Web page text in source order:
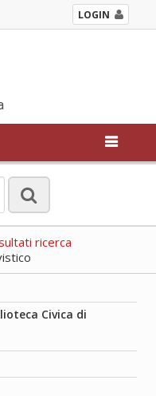
LOGIN
ricerca
Civica di